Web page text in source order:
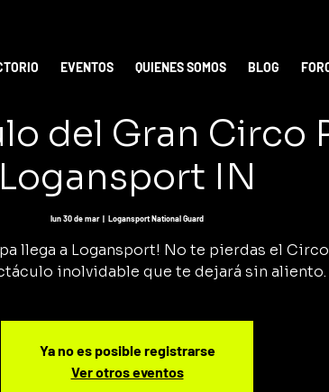
EVENTOS QUIENES SOMOS BLOG
del Gran Circo
Logansport IN
lun 30 de mar
  |
Logansport National Guard
llega a Logansport! No te pierdas el
inolvidable que te dejará sin aliento.
Ya no es posible registrarse
Ver otros eventos